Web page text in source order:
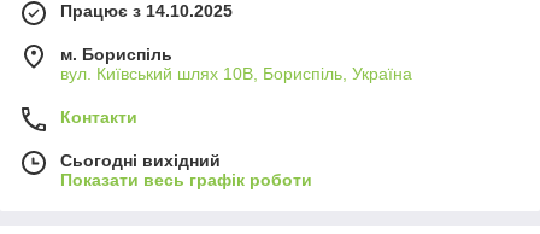
Працює з 14.10.2025
м. Бориспіль
вул. Київський шлях 10В, Бориспіль, Україна
Контакти
Сьогодні вихідний
Показати весь графік роботи